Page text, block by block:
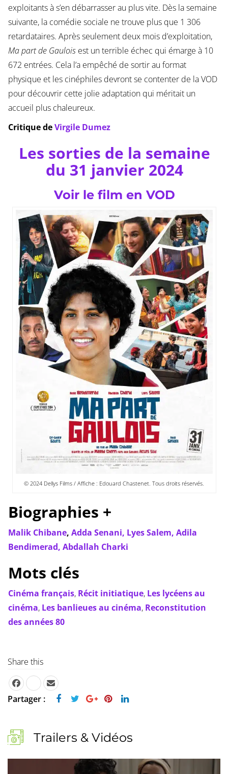
exploitants à s’en débarrasser au plus vite. Dès la semaine
suivante, la comédie sociale ne trouve plus que 1 306
retardataires. Après seulement deux mois d’exploitation,
Ma part de Gauloisest un terrible échec qui émarge à 10
672 entrées. Cela l’a empêché de sortir au format
physique et les cinéphiles devront se contenter de la VOD
pour découvrir cette jolie adaptation qui méritait un
accueil plus chaleureux.
Critique deVirgile Dumez
Les sorties de la semaine
du 31 janvier 2024
Voir le film en VOD
© 2024 Dellys Films / Affiche : Edouard Chastenet. Tous droits réservés.
Biographies +
Malik Chibane, Adda Senani, Lyes Salem, Adila
Bendimerad, Abdallah Charki
Mots clés
Cinéma français, Récit initiatique, Les lycéens au
cinéma, Les banlieues au cinéma, Reconstitution
des années 80
Share this
Partager :
Trailers & Vidéos